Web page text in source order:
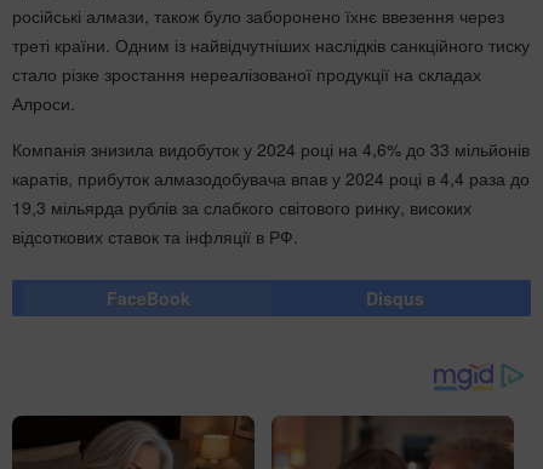
російські алмази, також було заборонено їхнє ввезення через
треті країни. Одним із найвідчутніших наслідків санкційного тиску
стало різке зростання нереалізованої продукції на складах
Алроси.
Компанія знизила видобуток у 2024 році на 4,6% до 33 мільйонів
каратів, прибуток алмазодобувача впав у 2024 році в 4,4 раза до
19,3 мільярда рублів за слабкого світового ринку, високих
відсоткових ставок та інфляції в РФ.
FaceBook Disqus